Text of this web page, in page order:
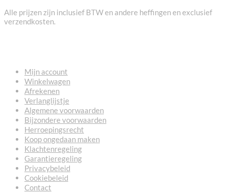
Alle prijzen zijn inclusief BTW en andere heffingen en exclusief
verzendkosten.
Mijn account
Winkelwagen
Afrekenen
Verlanglijstje
Algemene voorwaarden
Bijzondere voorwaarden
Herroepingsrecht
Koop ongedaan maken
Klachtenregeling
Garantieregeling
Privacybeleid
Cookiebeleid
Contact